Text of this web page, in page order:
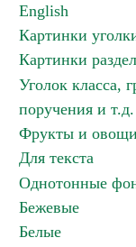
English
Картинки
Картинки
Уголок класса,
поручения и т.д.
Фрукты и овощи
Для текста
Однотонные
Бежевые
Белые